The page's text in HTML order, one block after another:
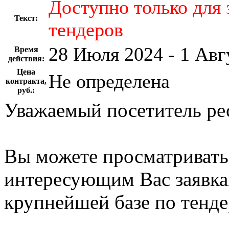
Текст:
Доступно только для
тендеров
Время
действия: 28 Июля 2024 - 1
Цена
контракта,
руб.:
Не определена
Уважаемый посетитель
Вы можете
интересующим Вас
крупнейшей базе по